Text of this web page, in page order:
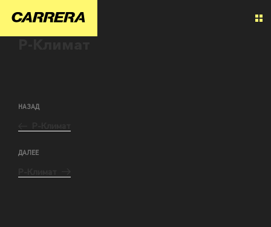
НАЗАД
ДАЛЕЕ